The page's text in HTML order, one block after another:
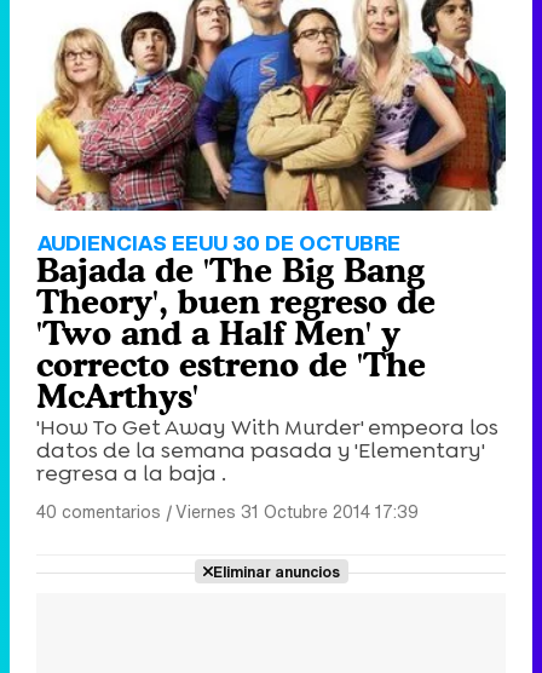
AUDIENCIAS EEUU 30 DE OCTUBRE
Bajada de 'The Big Bang
Theory', buen regreso de
'Two and a Half Men' y
correcto estreno de 'The
McArthys'
'How To Get Away With Murder' empeora los
datos de la semana pasada y 'Elementary'
regresa a la baja .
40 comentarios |Viernes 31 Octubre 2014 17:39
Eliminar anuncios